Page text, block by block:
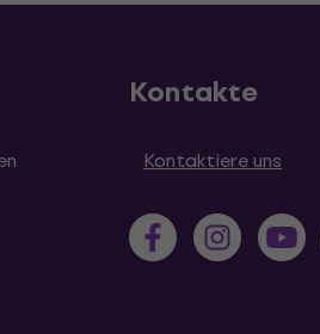
Kontakte
Kontaktiere uns